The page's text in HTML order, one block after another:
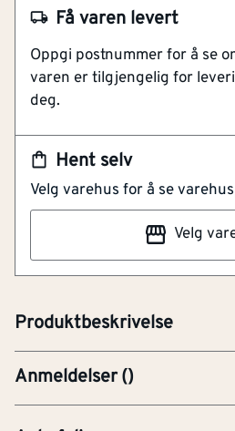
Hent selv
Velg varehus for å se
Velg
Få varen levert
Oppgi postnummer for å se
varen er tilgjengelig for
deg.
Produktbeskrivelse
Riktig
Robust, gjengejern etter DIN
allsidige festekonstruksjoner.
behov. Stålet finnes i flere
du kan velge styrken som
Overflatebehandling i
godt egnet til innendørs miljøer,
produkt også finnes i
bruk og syrefast A4 for
Anmeldelser()